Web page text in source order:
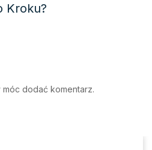
Kroku?
móc dodać komentarz.